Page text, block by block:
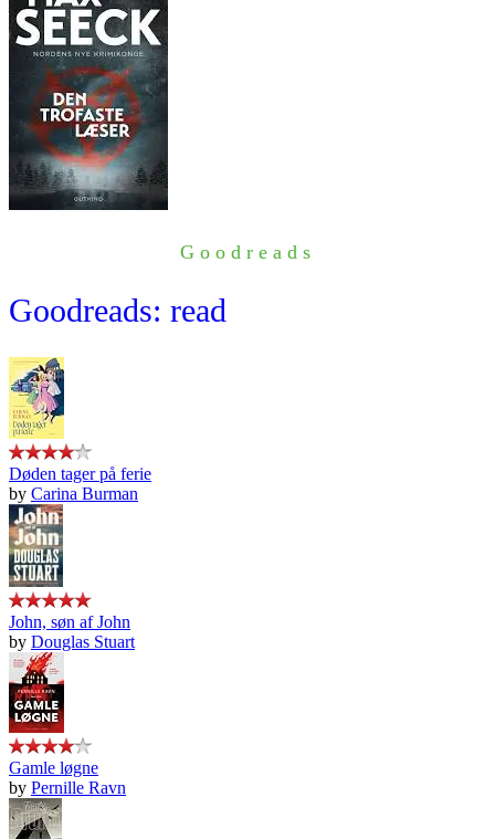
Goodreads
Goodreads: read
Døden tager på ferie
by Carina Burman
John, søn af John
by Douglas Stuart
Gamle løgne
by Pernille Ravn